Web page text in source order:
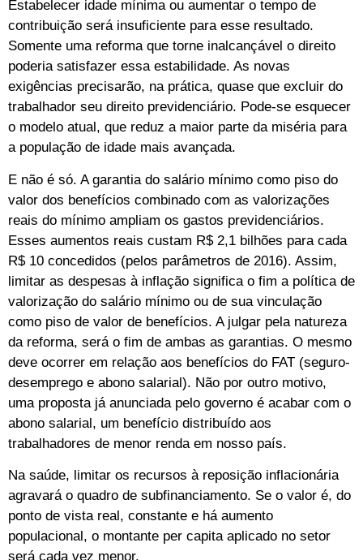
Estabelecer idade mínima ou aumentar o tempo de
contribuição será insuficiente para esse resultado.
Somente uma reforma que torne inalcançável o direito
poderia satisfazer essa estabilidade. As novas
exigências precisarão, na prática, quase que excluir do
trabalhador seu direito previdenciário. Pode-se esquecer
o modelo atual, que reduz a maior parte da miséria para
a população de idade mais avançada.
E não é só. A garantia do salário mínimo como piso do
valor dos benefícios combinado com as valorizações
reais do mínimo ampliam os gastos previdenciários.
Esses aumentos reais custam R$ 2,1 bilhões para cada
R$ 10 concedidos (pelos parâmetros de 2016). Assim,
limitar as despesas à inflação significa o fim a política de
valorização do salário mínimo ou de sua vinculação
como piso de valor de benefícios. A julgar pela natureza
da reforma, será o fim de ambas as garantias. O mesmo
deve ocorrer em relação aos benefícios do FAT (seguro-
desemprego e abono salarial). Não por outro motivo,
uma proposta já anunciada pelo governo é acabar com o
abono salarial, um benefício distribuído aos
trabalhadores de menor renda em nosso país.
Na saúde, limitar os recursos à reposição inflacionária
agravará o quadro de subfinanciamento. Se o valor é, do
ponto de vista real, constante e há aumento
populacional, o montante per capita aplicado no setor
será cada vez menor.